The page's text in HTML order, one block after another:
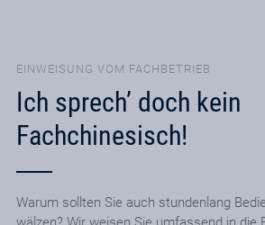
EINWEISUNG VOM FACHBETRIEB
Ich sprech’ doch kein
Fachchinesisch!
Warum sollten Sie auch stundenlang